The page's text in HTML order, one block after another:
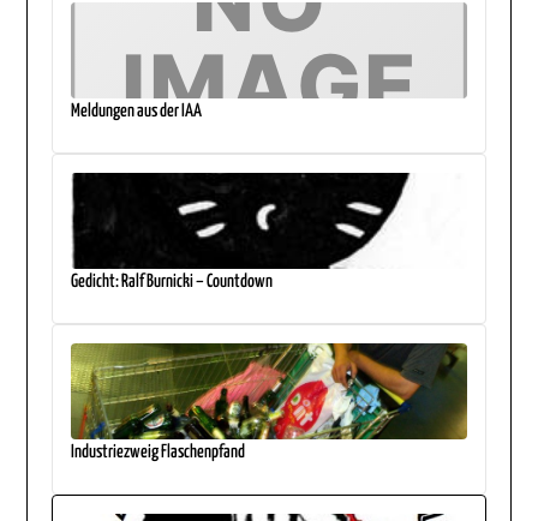
Meldungen aus der IAA
Gedicht: Ralf Burnicki – Countdown
Industriezweig Flaschenpfand